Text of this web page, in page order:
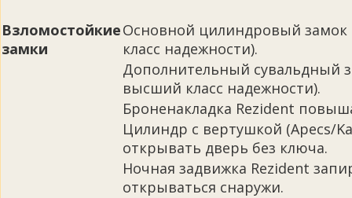
Взломостойкие
замки
Основной цилиндровый
класс надежности).
Дополнительный сувальдный
высший класс надежности).
Броненакладка Rezident
Цилиндр с вертушкой (Apecs/
открывать дверь без ключа.
Ночная задвижка Rezident
открываться снаружи.